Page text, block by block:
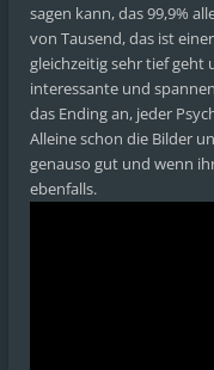
sagen kann, das 99,9%
von Tausend, das ist
gleichzeitig sehr tief geht
interessante und
das Ending an, jeder
Alleine schon die Bilder
genauso gut und wenn
ebenfalls.